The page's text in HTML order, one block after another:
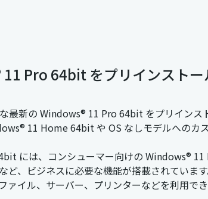
Pro 64bit をプリインストー
最新の Windows® 11 Pro 64bit をプリイン
11 Home 64bit や OS なしモデルへのカ
には、コンシューマー向けの Windows®
ど、ビジネスに必要な機能が搭載されてい
ァイル、サーバー、プリンターなどを利用でき